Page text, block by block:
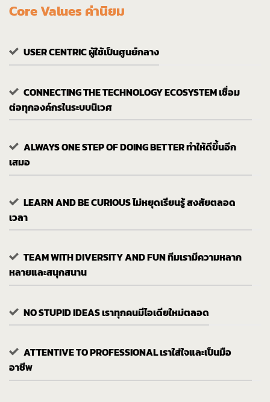
Core Values ค่านิยม
USER CENTRIC ผู้ใช้เป็นศูนย์กลาง
CONNECTING THE TECHNOLOGY ECOSYSTEM เชื่อม
ต่อทุกองค์กรในระบบนิเวศ
ALWAYS ONE STEP OF DOING BETTER ทำให้ดีขึ้นอีก
เสมอ
LEARN AND BE CURIOUS ไม่หยุดเรียนรู้ สงสัยตลอด
เวลา
TEAM WITH DIVERSITY AND FUN ทีมเรามีความหลาก
หลายและสนุกสนาน
NO STUPID IDEAS เราทุกคนมีไอเดียใหม่ตลอด
ATTENTIVE TO PROFESSIONAL เราใส่ใจและเป็นมือ
อาชีพ